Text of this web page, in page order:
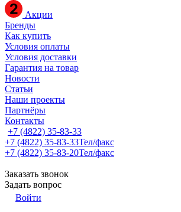
Акции
Бренды
Как купить
Условия оплаты
Условия доставки
Гарантия на товар
Новости
Статьи
Наши проекты
Партнёры
Контакты
+7 (4822) 35-83-33
+7 (4822) 35-83-33Тел/факс
+7 (4822) 35-83-20Тел/факс
Заказать звонок
Задать вопрос
Войти